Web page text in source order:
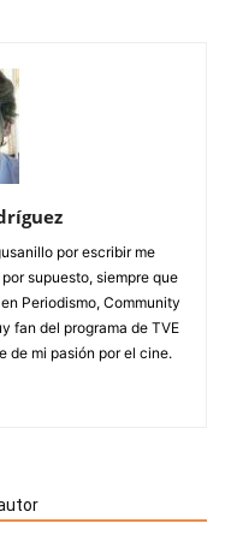
por escribir me
supuesto, siempre que
Periodismo, Community
fan del programa de TVE
de mi pasión por el cine.